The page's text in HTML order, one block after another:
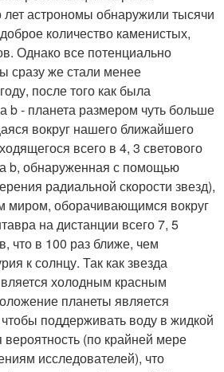
лет астрономы обнаружили тысячи
количество каменистых,
Однако все потенциально
сразу же стали менее
после того как была
b - планета размером чуть больше
вокруг нашего ближайшего
всего в 4, 3 светового
b, обнаруженная с помощью
радиальной скорости звезд),
миром, оборачивающимся вокруг
на дистанции всего 7, 5
что в 100 раз ближе, чем
к солнцу. Так как звезда
холодным красным
планеты является
поддерживать воду в жидкой
(по крайней мере
исследователей), что